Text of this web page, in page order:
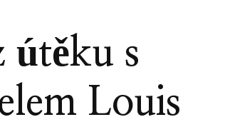
útěku s
Louis